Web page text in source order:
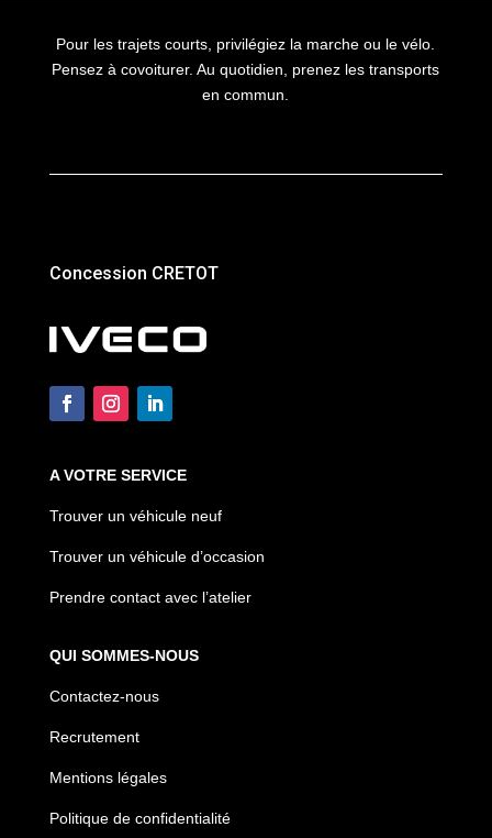
Pour les trajets courts, privilégiez la marche ou le vélo.
Pensez à covoiturer. Au quotidien, prenez les transports
en commun.
Concession CRETOT
A VOTRE SERVICE
Trouver un véhicule neuf
Trouver un véhicule d’occasion
Prendre contact avec l’atelier
QUI SOMMES-NOUS
Contactez-nous
Recrutement
Mentions légales
Politique de confidentialité